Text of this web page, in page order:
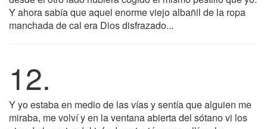
Y ahora sabía que aquel enorme viejo albañil de la ropa
manchada de cal era Dios disfrazado...
12.
Y yo estaba en medio de las vías y sentía que alguien me
miraba, me volví y en la ventana abierta del sótano vi los